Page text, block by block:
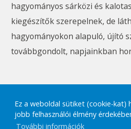
Ez a weboldal sütiket (cookie-kat)
jobb felhasználói élmény
További információk
hagyományos sárközi és
kiegészítők szerepelnek, de
hagyományokon alapuló, újító
továbbgondolt, napjainkban
#kiállítás